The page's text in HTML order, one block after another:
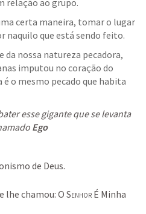
relação ao grupo.
certa maneira, tomar o lugar
naquilo que está sendo feito.
nossa natureza pecadora,
imputou no coração do
o mesmo pecado que habita
esse gigante que se levanta
Ego
de Deus.
lhe chamou: O Senhor É Minha